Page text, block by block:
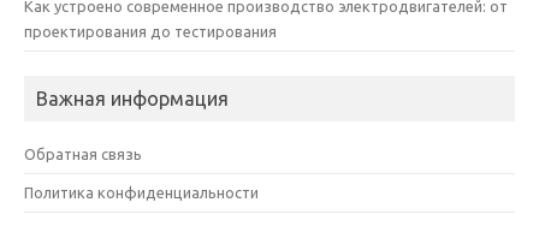
Как устроено современное производство электродвигателей: от
проектирования до тестирования
Важная информация
Обратная связь
Политика конфиденциальности